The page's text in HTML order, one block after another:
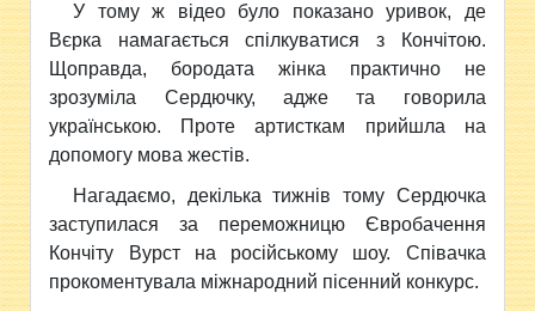
У тому ж відео було показано уривок, де
Вєрка намагається спілкуватися з Кончітою.
Щоправда, бородата жінка практично не
зрозуміла Сердючку, адже та говорила
українською. Проте артисткам прийшла на
допомогу мова жестів.
Нагадаємо, декілька тижнів тому Сердючка
заступилася за переможницю Євробачення
Кончіту Вурст на російському шоу. Співачка
прокоментувала міжнародний пісенний конкурс.